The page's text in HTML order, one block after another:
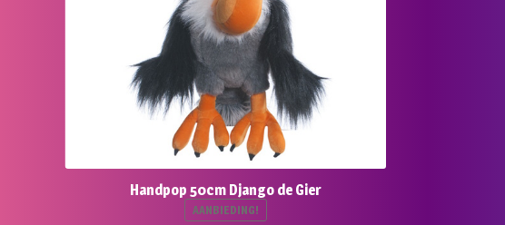
Handpop 50cm Django de Gier
AANBIEDING!